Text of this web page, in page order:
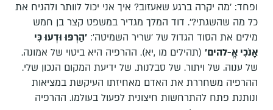
ופחד: 'מה יקרה ברגע שאעזוב? איך אני יכול לוותר ולהניח את
כל מה שהשגתי?'. דוד המלך מגדיר במשפט קצר בן חמש
מילים את הסוד הגדול של 'שריר השמיטה': 'הַרְפּוּ וּדְעוּ כִּי
אָנֹכִי אֱ-להים' (תהילים מו ,יא). ההרפיה היא ביטוי של אמונה.
של ענוה. של ויתור. של סבלנות. של ידיעת המקום הנכון שלי.
ההרפיה משחררת את האדם מאחיזתו העיקשת במציאות
ונותנת פתח להתרחשות חיצונית לפעול בעולמו. ההרפיה